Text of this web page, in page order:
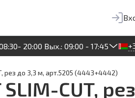
20:00 Вых.: 09:00 - 17:45
рез до 3,3 м, арт.5205 (4443+4442)
CUT,